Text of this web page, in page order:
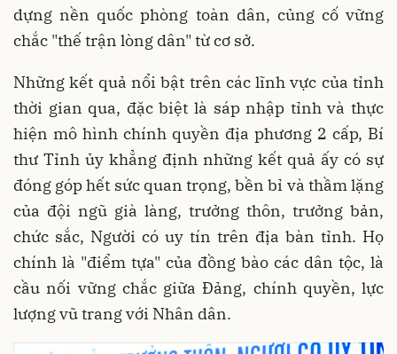
dựng nền quốc phòng toàn dân, củng cố vững
chắc "thế trận lòng dân" từ cơ sở.
Những kết quả nổi bật trên các lĩnh vực của tỉnh
thời gian qua, đặc biệt là sáp nhập tỉnh và thực
hiện mô hình chính quyền địa phương 2 cấp, Bí
thư Tỉnh ủy khẳng định những kết quả ấy có sự
đóng góp hết sức quan trọng, bền bỉ và thầm lặng
của đội ngũ già làng, trưởng thôn, trưởng bản,
chức sắc, Người có uy tín trên địa bàn tỉnh. Họ
chính là "điểm tựa" của đồng bào các dân tộc, là
cầu nối vững chắc giữa Đảng, chính quyền, lực
lượng vũ trang với Nhân dân.